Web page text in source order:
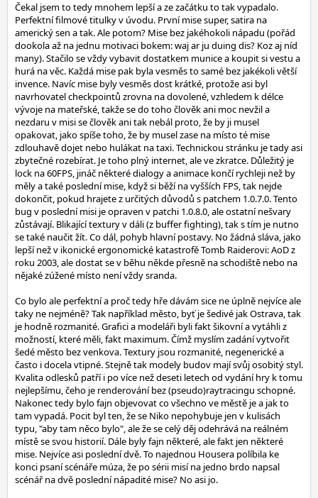
Čekal jsem to tedy mnohem lepší a ze začátku to tak vypadalo.
Perfektní filmové titulky v úvodu. První mise super, satira na
americký sen a tak. Ale potom? Mise bez jakéhokoli nápadu (pořád
dookola až na jednu motivaci bokem: waj ar ju duing dis? Koz aj níd
many). Stačilo se vždy vybavit dostatkem munice a koupit si vestu a
hurá na věc. Každá mise pak byla vesměs to samé bez jakékoli větší
invence. Navíc mise byly vesměs dost krátké, protože asi byl
navrhovatel checkpointů zrovna na dovolené, vzhledem k délce
vývoje na mateřské, takže se do toho člověk ani moc nevžil a
nezdaru v misi se člověk ani tak nebál proto, že by ji musel
opakovat, jako spíše toho, že by musel zase na místo té mise
zdlouhavě dojet nebo hulákat na taxi. Technickou stránku je tady asi
zbytečné rozebírat. Je toho plný internet, ale ve zkratce. Důležitý je
lock na 60FPS, jináč některé dialogy a animace končí rychleji než by
měly a také poslední mise, když si běží na vyšších FPS, tak nejde
dokončit, pokud hrajete z určitých důvodů s patchem 1.0.7.0. Tento
bug v poslední misi je opraven v patchi 1.0.8.0, ale ostatní nešvary
zůstávají. Blikající textury v dáli (z buffer fighting), tak s tím je nutno
se také naučit žít. Co dál, pohyb hlavní postavy. No žádná sláva, jako
lepší než v ikonické ergonomické katastrofě Tomb Raiderovi: AoD z
roku 2003, ale dostat se v běhu někde přesně na schodiště nebo na
nějaké zúžené místo není vždy sranda.
Co bylo ale perfektní a proč tedy hře dávám sice ne úplně nejvíce ale
taky ne nejméně? Tak například město, byť je šedivé jak Ostrava, tak
je hodně rozmanité. Grafici a modeláři byli fakt šikovní a vytáhli z
možností, které měli, fakt maximum. Čímž myslím zadání vytvořit
šedé město bez venkova. Textury jsou rozmanité, negenerické a
často i docela vtipné. Stejně tak modely budov mají svůj osobitý styl.
Kvalita odlesků patří i po více než deseti letech od vydání hry k tomu
nejlepšímu, čeho je renderování bez (pseudo)raytracingu schopné.
Nakonec tedy bylo fajn objevovat co všechno ve městě je a jak to
tam vypadá. Pocit byl ten, že se Niko nepohybuje jen v kulisách
typu, "aby tam něco bylo", ale že se celý děj odehrává na reálném
místě se svou historií. Dále byly fajn některé, ale fakt jen některé
mise. Nejvíce asi poslední dvě. To najednou Housera políbila ke
konci psaní scénáře múza, že po sérii misí na jedno brdo napsal
scénář na dvě poslední nápadité mise? No asi jo.